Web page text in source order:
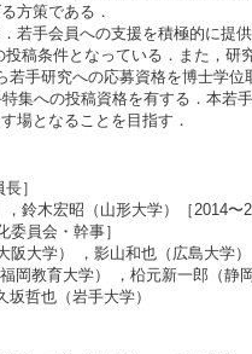
方策である．
手会員への支援を積極的に提
稿条件となっている．また，
手研究への応募資格を博士学
集への投稿資格を有する．本若
場となることを目指す．
］
鈴木宏昭（山形大学）［2014
員会・幹事］
阪大学） ，影山和也（広島大学）
岡教育大学） ，柗元新一郎（静
坂哲也（岩手大学）